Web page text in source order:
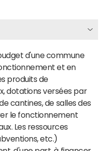
d'une commune
et en
produits de
dotations versées par
cantines, de salles des
le fonctionnement
Les ressources
etc.)